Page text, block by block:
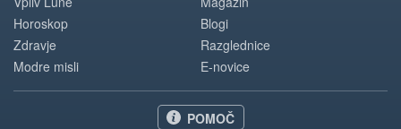
Horoskop
Zdravje
Modre misli
Blogi
Razglednice
E-novice
POMOČ